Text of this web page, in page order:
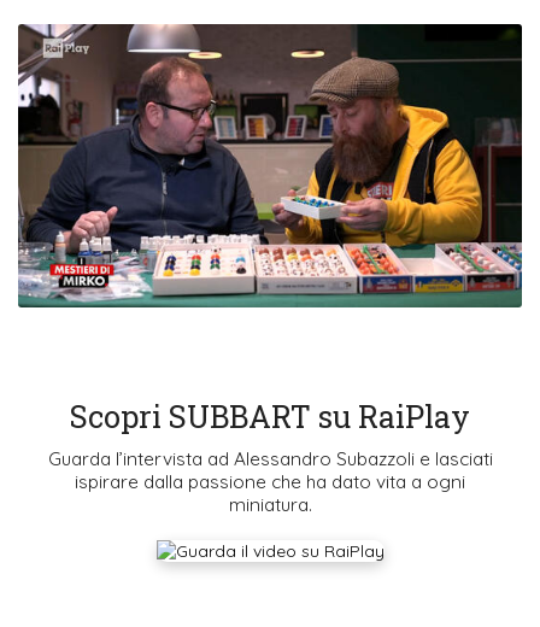
Scopri SUBBART su RaiPlay
Guarda l’intervista ad Alessandro Subazzoli e lasciati
ispirare dalla passione che ha dato vita a ogni
miniatura.